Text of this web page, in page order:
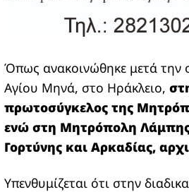
Όπως ανακοινώθηκε μετά την
Αγίου Μηνά, στο Ηράκλειο,
πρωτοσύγκελος της
ενώ στη Μητρόπολη
Γορτύνης και Αρκαδίας,
Υπενθυμίζεται ότι στην